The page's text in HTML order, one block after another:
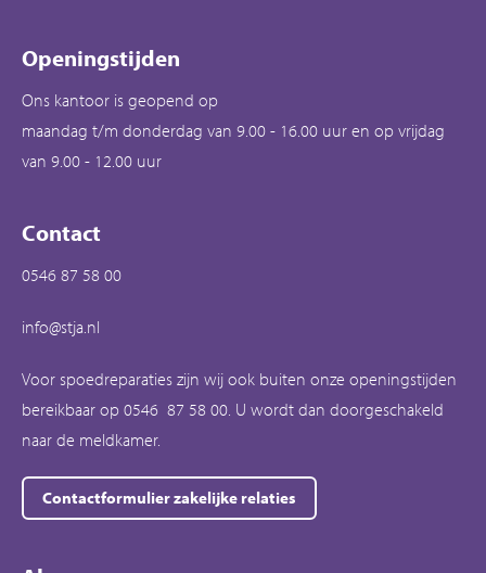
Openingstijden
Ons kantoor is geopend op
maandag t/m donderdag van 9.00 - 16.00 uur en op vrijdag
van 9.00 - 12.00 uur
Contact
0546 87 58 00
info@stja.nl
Voor spoedreparaties zijn wij ook buiten onze openingstijden
bereikbaar op 0546 87 58 00. U wordt dan doorgeschakeld
naar de meldkamer.
Contactformulier zakelijke relaties